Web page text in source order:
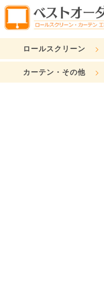
ロールスクリーン
カーテン・その他